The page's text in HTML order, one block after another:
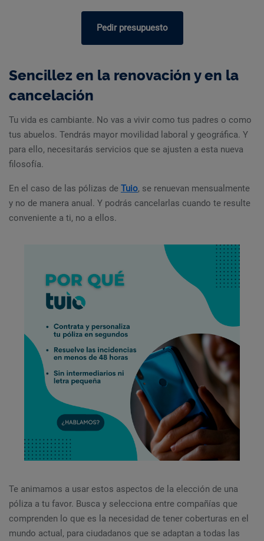
Pedir presupuesto
Sencillez en la renovación y en la
cancelación
Tu vida es cambiante. No vas a vivir como tus padres o como
tus abuelos. Tendrás mayor movilidad laboral y geográfica. Y
para ello, necesitarás servicios que se ajusten a esta nueva
filosofía.
En el caso de las pólizas de Tuio, se renuevan mensualmente
y no de manera anual. Y podrás cancelarlas cuando te resulte
conveniente a ti, no a ellos.
Te animamos a usar estos aspectos de la elección de una
póliza a tu favor. Busca y selecciona entre compañías que
comprenden lo que es la necesidad de tener coberturas en el
mundo actual, para ciudadanos que se adaptan a todas las